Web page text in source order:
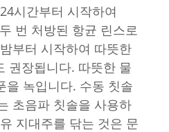
시간부터 시작하여
번 처방된 항균 린스로
부터 시작하여 따뜻한
권장됩니다. 따뜻한 물
을 녹입니다. 수동 칫솔
초음파 칫솔을 사용하
지대주를 닦는 것은 문